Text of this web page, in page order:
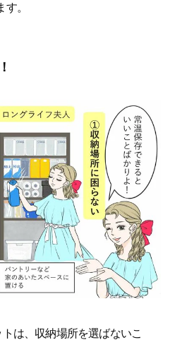
。
は、収納場所を選ばないこ